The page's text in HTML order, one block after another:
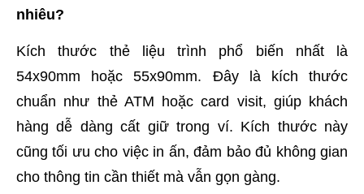
nhiêu?
Kích thước thẻ liệu trình phổ biến nhất là
54x90mm hoặc 55x90mm. Đây là kích thước
chuẩn như thẻ ATM hoặc card visit, giúp khách
hàng dễ dàng cất giữ trong ví. Kích thước này
cũng tối ưu cho việc in ấn, đảm bảo đủ không gian
cho thông tin cần thiết mà vẫn gọn gàng.